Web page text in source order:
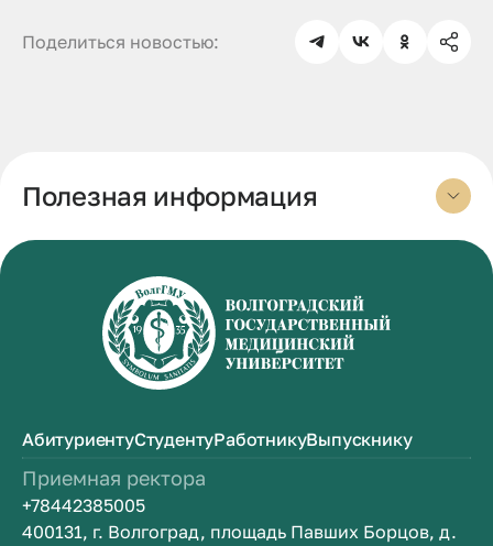
Поделиться новостью:
Полезная информация
АбитуриентуСтудентуРаботникуВыпускнику
Приемная ректора
+78442385005
400131, г. Волгоград, площадь Павших Борцов, д.